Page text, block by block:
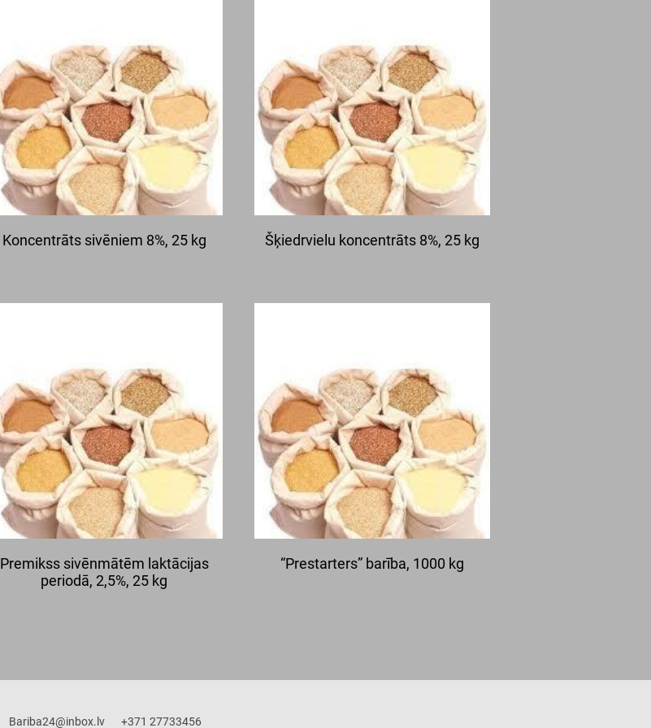
Koncentrāts sivēniem 8%, 25 kg Šķiedrvielu koncentrāts 8%, 25 kg
Premikss sivēnmātēm laktācijas
periodā, 2,5%, 25 kg
“Prestarters” barība, 1000 kg
Bariba24@inbox.lv +371 27733456